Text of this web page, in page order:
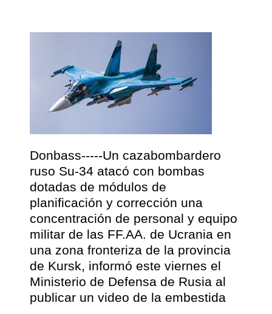
Donbass-----Un cazabombardero
ruso Su-34 atacó con bombas
dotadas de módulos de
planificación y corrección una
concentración de personal y equipo
militar de las FF.AA. de Ucrania en
una zona fronteriza de la provincia
de Kursk, informó este viernes el
Ministerio de Defensa de Rusia al
publicar un video de la embestida